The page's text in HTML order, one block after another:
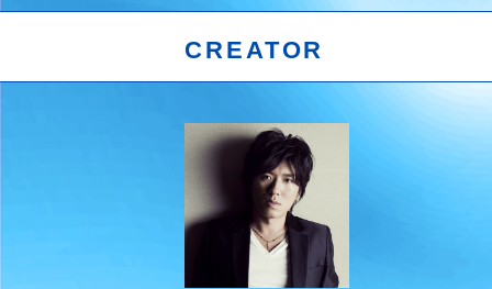
CREATOR